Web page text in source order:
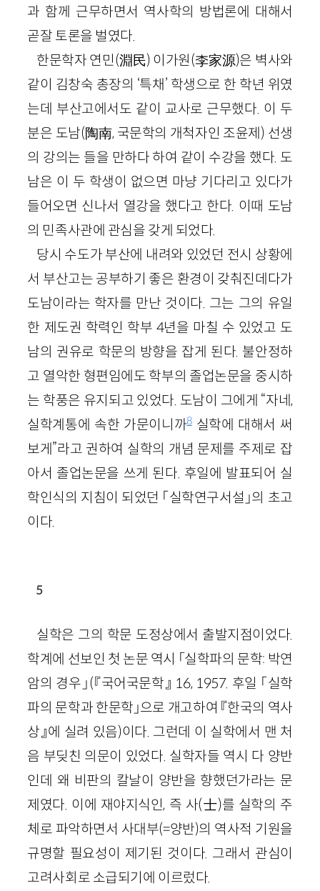
과 함께 근무하면서 역사학의 방법론에 대해서
곧잘 토론을 벌였다.
한문학자 연민(淵民) 이가원(李家源)은 벽사와
같이 김창숙 총장의 ‘특채’ 학생으로 한 학년 위였
는데 부산고에서도 같이 교사로 근무했다. 이 두
분은 도남(陶南, 국문학의 개척자인 조윤제) 선생
의 강의는 들을 만하다 하여 같이 수강을 했다. 도
남은 이 두 학생이 없으면 마냥 기다리고 있다가
들어오면 신나서 열강을 했다고 한다. 이때 도남
의 민족사관에 관심을 갖게 되었다.
당시 수도가 부산에 내려와 있었던 전시 상황에
서 부산고는 공부하기 좋은 환경이 갖춰진데다가
도남이라는 학자를 만난 것이다. 그는 그의 유일
한 제도권 학력인 학부 4년을 마칠 수 있었고 도
남의 권유로 학문의 방향을 잡게 된다. 불안정하
고 열악한 형편임에도 학부의 졸업논문을 중시하
는 학풍은 유지되고 있었다. 도남이 그에게 “자네,
실학계통에 속한 가문이니까8실학에 대해서 써
보게”라고 권하여 실학의 개념 문제를 주제로 잡
아서 졸업논문을 쓰게 된다. 후일에 발표되어 실
학인식의 지침이 되었던 「실학연구서설」의 초고
이다.
5
실학은 그의 학문 도정상에서 출발지점이었다.
학계에 선보인 첫 논문 역시 「실학파의 문학: 박연
암의 경우」(『국어국문학』 16, 1957. 후일 「실학
파의 문학과 한문학 」으로 개고하여 『한국의 역사
상』에 실려 있음)이다. 그런데 이 실학에서 맨 처
음 부딪친 의문이 있었다. 실학자들 역시 다 양반
인데 왜 비판의 칼날이 양반을 향했던가라는 문
제였다. 이에 재야지식인, 즉 사(士)를 실학의 주
체로 파악하면서 사대부(=양반)의 역사적 기원을
규명할 필요성이 제기된 것이다. 그래서 관심이
고려사회로 소급되기에 이르렀다.